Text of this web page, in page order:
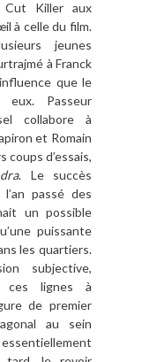
Cut Killer aux
à celle du film.
jeunes
à Franck
que le
eux. Passeur
collabore à
et Romain
coups d’essais,
. Le succès
passé des
un possible
puissante
les quartiers.
subjective,
ces lignes à
de premier
au sein